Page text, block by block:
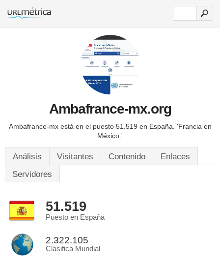
Ambafrance-mx.org
Ambafrance-mx está en el puesto 51.519 en España. 'Francia en
México.'
Análisis Visitantes Contenido
Enlaces
Servidores
51.519
Puesto en España
2.322.105
Clasifica Mundial